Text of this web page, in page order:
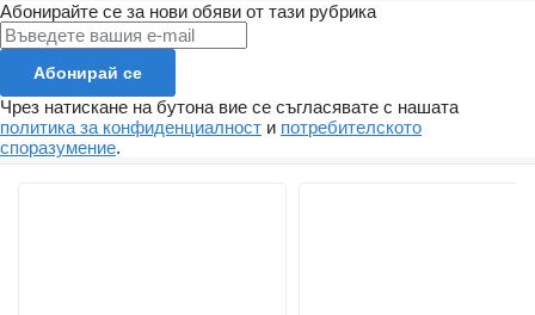
Абонирайте се за нови обяви от тази рубрика
Абонирай се
Чрез натискане на бутона вие се съгласявате с нашата
политика за конфиденциалност и потребителското
споразумение.